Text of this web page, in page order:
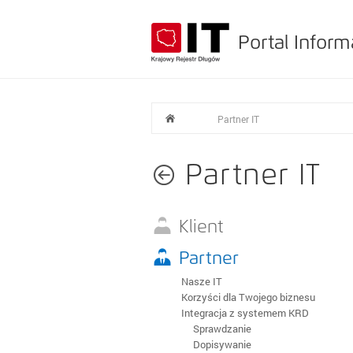
Portal
Partner IT
Partner IT
Klient
Sposoby dostępu do systemu
Moduły KRD
Comarch ERP Optima
Insert Subiekt
Asseco Wapro
Masowe zlecenia
Warunki ustawowe
Partner
Nasze IT
Korzyści dla Twojego biznesu
Integracja z systemem KRD
Sprawdzanie
Dopisywanie